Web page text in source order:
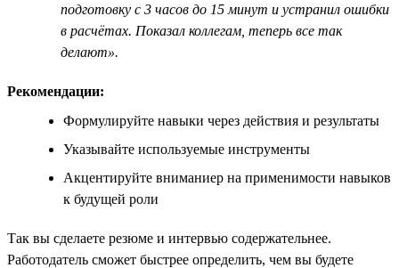
подготовку с 3 часов до 15 минут и устранил ошибки
в расчётах. Показал коллегам, теперь все так
делают».
Рекомендации:
Формулируйте навыки через действия и результаты
Указывайте используемые инструменты
Акцентируйте вниманиер на применимости навыков
к будущей роли
Так вы сделаете резюме и интервью содержательнее.
Работодатель сможет быстрее определить, чем вы будете